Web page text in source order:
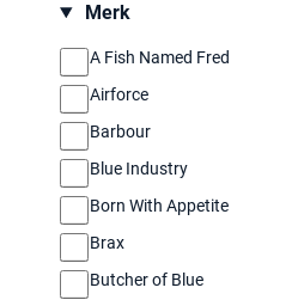
Merk
A Fish Named Fred
Airforce
Barbour
Blue Industry
Born With Appetite
Brax
Butcher of Blue